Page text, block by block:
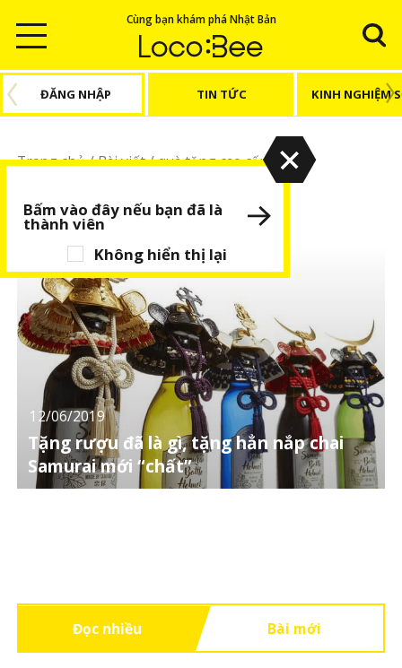
Cùng bạn khám phá Nhật Bản
ĐĂNG NHẬP TIN TỨC KINH NGHIỆM
Trang chủ/Bài viết/quà tặng cao cấp
quà tặng cao cấp
12/06/2019
Tặng rượu đã là gì, tặng hẳn nắp chai
Samurai mới “chất”
Đọc nhiều Bài mới
Không hiển thị lại
Bấm vào đây nếu bạn đã là
thành viên